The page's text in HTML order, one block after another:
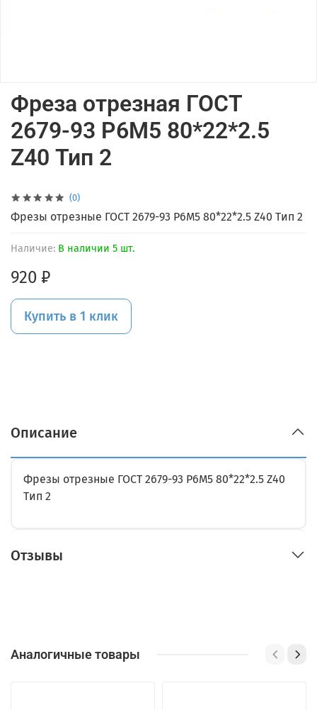
(0)
Наличие: В наличии 5 шт.
Фреза отрезная ГОСТ
2679-93 Р6М5 80*22*2.5
Z40 Тип 2
920 ₽
Купить в 1 клик
Фрезы отрезные ГОСТ 2679-93 Р6М5 80*22*2.5 Z40 Тип 2
Описание
Фрезы отрезные ГОСТ 2679-93 Р6М5 80*22*2.5 Z40
Тип 2
Отзывы
Аналогичные товары